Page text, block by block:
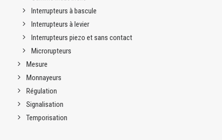
Interrupteurs à bascule
Interrupteurs à levier
Interrupteurs piezo et sans contact
Microrupteurs
Mesure
Monnayeurs
Régulation
Signalisation
Temporisation